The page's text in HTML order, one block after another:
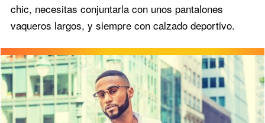
chic, necesitas conjuntarla con unos pantalones
vaqueros largos, y siempre con calzado deportivo.